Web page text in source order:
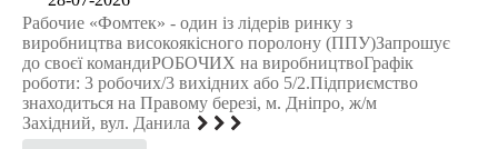
Рабочие «Фомтек» - один із лідерів ринку з
виробництва високоякісного поролону (ППУ)Запрошує
до своєї командиРОБОЧИХ на виробництвоГрафік
роботи: 3 робочих/3 вихідних або 5/2.Підприємство
знаходиться на Правому березі, м. Дніпро, ж/м
Західний, вул. Данила